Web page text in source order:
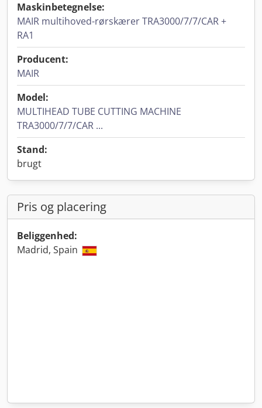
Maskinbetegnelse:
MAIR multihoved-rørskærer TRA3000/7/7/CAR +
RA1
Producent:
MAIR
Model:
MULTIHEAD TUBE CUTTING MACHINE
TRA3000/7/7/CAR ...
Stand:
brugt
Pris og placering
Beliggenhed:
Madrid, Spain